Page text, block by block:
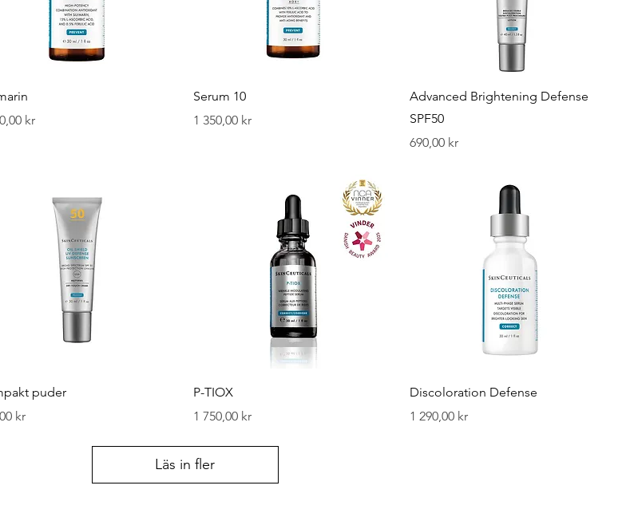
kr
Serum 10
Pris
1 350,00 kr
Advanced Brightening Defense
SPF50
Pris
690,00 kr
puder
kr
P-TIOX
Pris
1 750,00 kr
Discoloration Defense
Pris
1 290,00 kr
Läs in fler